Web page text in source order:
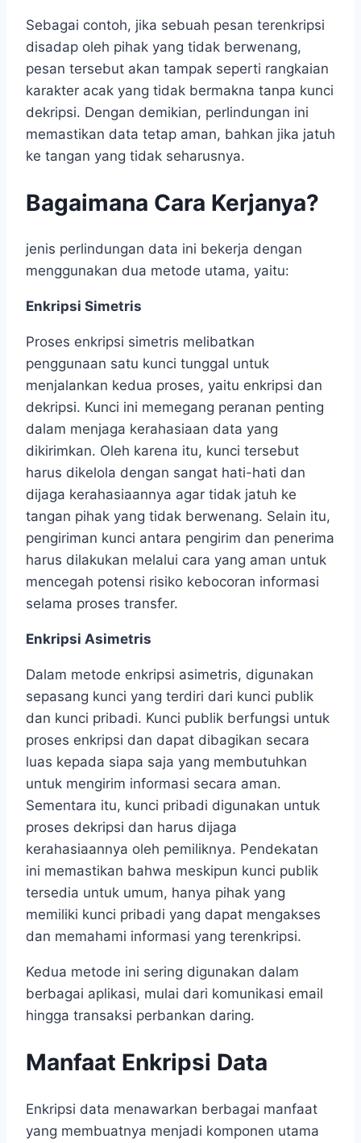
Sebagai contoh, jika sebuah pesan terenkripsi
disadap oleh pihak yang tidak berwenang,
pesan tersebut akan tampak seperti rangkaian
karakter acak yang tidak bermakna tanpa kunci
dekripsi. Dengan demikian, perlindungan ini
memastikan data tetap aman, bahkan jika jatuh
ke tangan yang tidak seharusnya.
Bagaimana Cara Kerjanya?
jenis perlindungan data ini bekerja dengan
menggunakan dua metode utama, yaitu:
Enkripsi Simetris
Proses enkripsi simetris melibatkan
penggunaan satu kunci tunggal untuk
menjalankan kedua proses, yaitu enkripsi dan
dekripsi. Kunci ini memegang peranan penting
dalam menjaga kerahasiaan data yang
dikirimkan. Oleh karena itu, kunci tersebut
harus dikelola dengan sangat hati-hati dan
dijaga kerahasiaannya agar tidak jatuh ke
tangan pihak yang tidak berwenang. Selain itu,
pengiriman kunci antara pengirim dan penerima
harus dilakukan melalui cara yang aman untuk
mencegah potensi risiko kebocoran informasi
selama proses transfer.
Enkripsi Asimetris
Dalam metode enkripsi asimetris, digunakan
sepasang kunci yang terdiri dari kunci publik
dan kunci pribadi. Kunci publik berfungsi untuk
proses enkripsi dan dapat dibagikan secara
luas kepada siapa saja yang membutuhkan
untuk mengirim informasi secara aman.
Sementara itu, kunci pribadi digunakan untuk
proses dekripsi dan harus dijaga
kerahasiaannya oleh pemiliknya. Pendekatan
ini memastikan bahwa meskipun kunci publik
tersedia untuk umum, hanya pihak yang
memiliki kunci pribadi yang dapat mengakses
dan memahami informasi yang terenkripsi.
Kedua metode ini sering digunakan dalam
berbagai aplikasi, mulai dari komunikasi email
hingga transaksi perbankan daring.
Manfaat Enkripsi Data
Enkripsi data menawarkan berbagai manfaat
yang membuatnya menjadi komponen utama